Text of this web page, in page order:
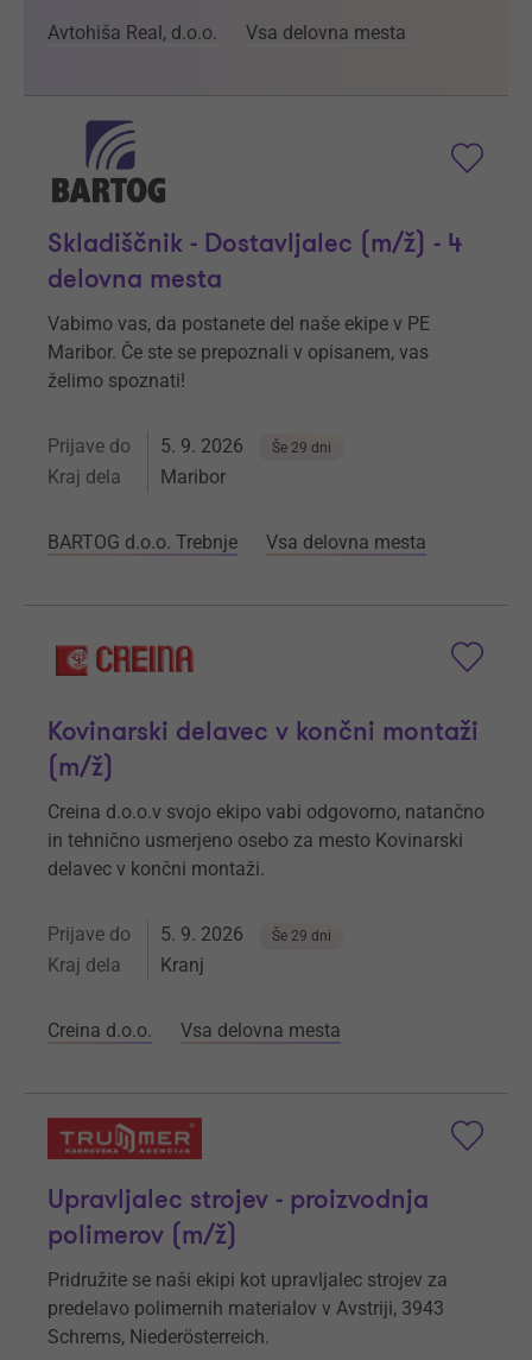
Avtohiša Real, d.o.o. Vsa delovna mesta
Skladiščnik - Dostavljalec (m/ž) - 4
delovna mesta
Vabimo vas, da postanete del naše ekipe v PE
Maribor. Če ste se prepoznali v opisanem, vas
želimo spoznati!
Prijave do 5. 9. 2026 Še 29 dni
Kraj dela Maribor
BARTOG d.o.o. Trebnje Vsa delovna mesta
Kovinarski delavec v končni montaži
(m/ž)
Creina d.o.o.v svojo ekipo vabi odgovorno, natančno
in tehnično usmerjeno osebo za mesto Kovinarski
delavec v končni montaži.
Prijave do 5. 9. 2026 Še 29 dni
Kraj dela Kranj
Creina d.o.o. Vsa delovna mesta
Upravljalec strojev - proizvodnja
polimerov (m/ž)
Pridružite se naši ekipi kot upravljalec strojev za
predelavo polimernih materialov v Avstriji, 3943
Schrems, Niederösterreich.